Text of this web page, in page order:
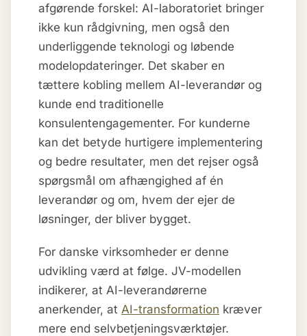
afgørende forskel: AI-laboratoriet bringer
ikke kun rådgivning, men også den
underliggende teknologi og løbende
modelopdateringer. Det skaber en
tættere kobling mellem AI-leverandør og
kunde end traditionelle
konsulentengagementer. For kunderne
kan det betyde hurtigere implementering
og bedre resultater, men det rejser også
spørgsmål om afhængighed af én
leverandør og om, hvem der ejer de
løsninger, der bliver bygget.
For danske virksomheder er denne
udvikling værd at følge. JV-modellen
indikerer, at AI-leverandørerne
anerkender, at AI-transformation kræver
mere end selvbetjeningsværktøjer.